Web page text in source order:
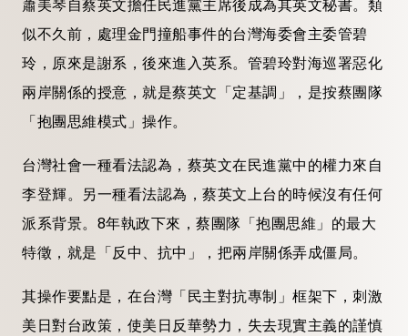
蕭美琴自蔡英文擔任民進黨主席後成為其英文秘書。類
似不久前，處理金門撞船事件的台灣海委會主委管碧
玲，原來是謝系，後來進入英系。管碧玲對海巡署惡化
兩岸關係的授意，就是蔡英文「定基調」，是按蔡團隊
「抱團思維模式」操作。
台灣社會一種看法認為，蔡英文在民進黨中的權力來自
李登輝。另一種看法認為，蔡英文上台的時候沒有任何
派系背景。8年執政下來，蔡團隊「抱團思維」的最大
特徵，就是「反中、抗中」，把兩岸關係弄成僵局。
其操作要點是，在台灣「民主對抗專制」框架下，刺激
美日對台政策，使美日反華勢力，失去現實主義的謹慎